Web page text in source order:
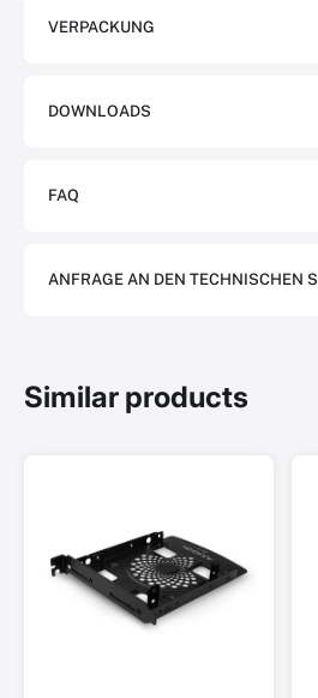
VERPACKUNG
DOWNLOADS
FAQ
ANFRAGE AN DEN TECHNISCHEN
Similar products